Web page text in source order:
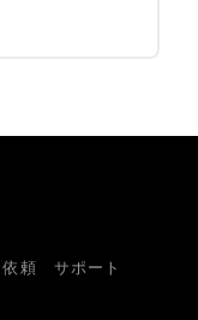
頼
サポート